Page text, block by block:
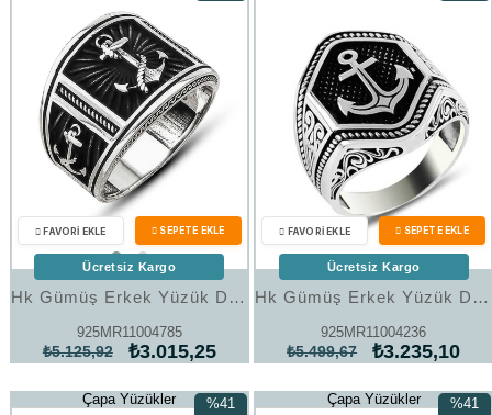
Hk Gümüş Erkek Yüzük Deniz Çapası Armalı |Gümüş Takı Hediyelik Ürünler
925MR11004785
₺3.015,25
₺5.125,92
Ücretsiz Kargo
Hk Gümüş Erkek Yüzük Deniz Çapası Armalı |Gümüş Takı Hediyelik Ürünler
925MR11004236
₺3.235,10
₺5.499,67
Ücretsiz Kargo
Çapa Yüzükler
%41
Çapa Yüzükler
%41